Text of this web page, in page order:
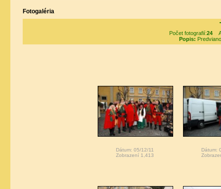
Fotogaléria
Počet fotografií:24
Popis:
Dátum: 05/12/11
Zobrazení 1,413
Dátum: